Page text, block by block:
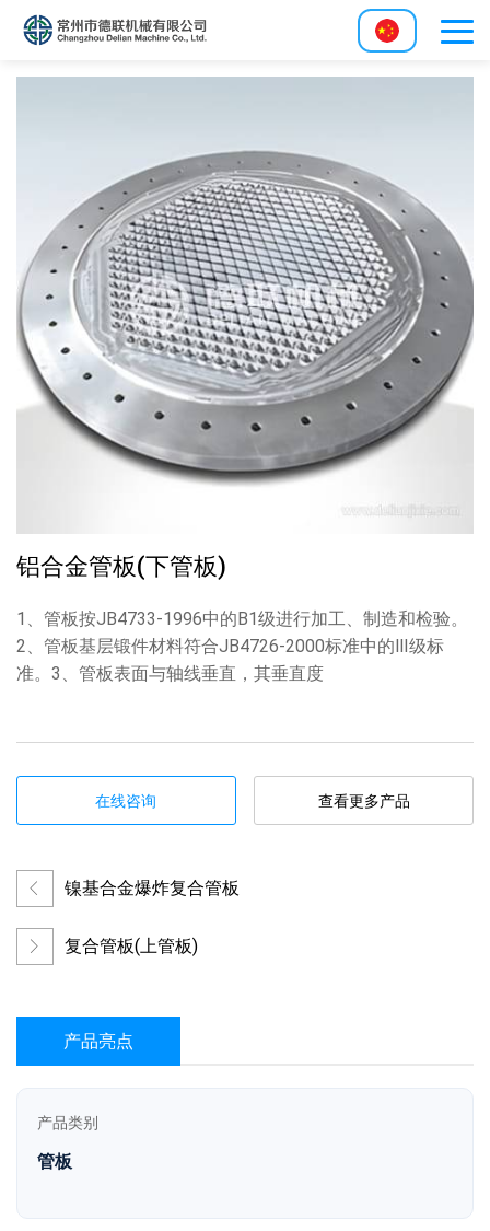
铝合金管板(下管板)
1、管板按JB4733-1996中的B1级进行加工、制造和检验。
2、管板基层锻件材料符合JB4726-2000标准中的Ⅲ级标
准。3、管板表面与轴线垂直，其垂直度
在线咨询 查看更多产品
镍基合金爆炸复合管板
复合管板(上管板)
产品亮点
产品类别
管板